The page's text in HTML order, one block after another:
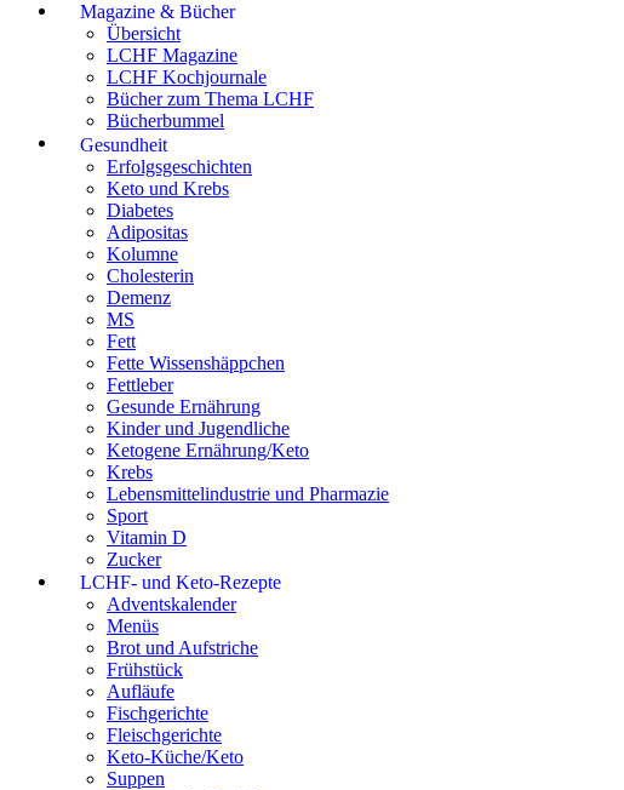
Magazine & Bücher
Übersicht
LCHF Magazine
LCHF Kochjournale
Bücher zum Thema LCHF
Bücherbummel
Gesundheit
Erfolgsgeschichten
Keto und Krebs
Diabetes
Adipositas
Kolumne
Cholesterin
Demenz
MS
Fett
Fette Wissenshäppchen
Fettleber
Gesunde Ernährung
Kinder und Jugendliche
Ketogene Ernährung/Keto
Krebs
Lebensmittelindustrie und Pharmazie
Sport
Vitamin D
Zucker
LCHF- und Keto-Rezepte
Adventskalender
Menüs
Brot und Aufstriche
Frühstück
Aufläufe
Fischgerichte
Fleischgerichte
Keto-Küche/Keto
Suppen